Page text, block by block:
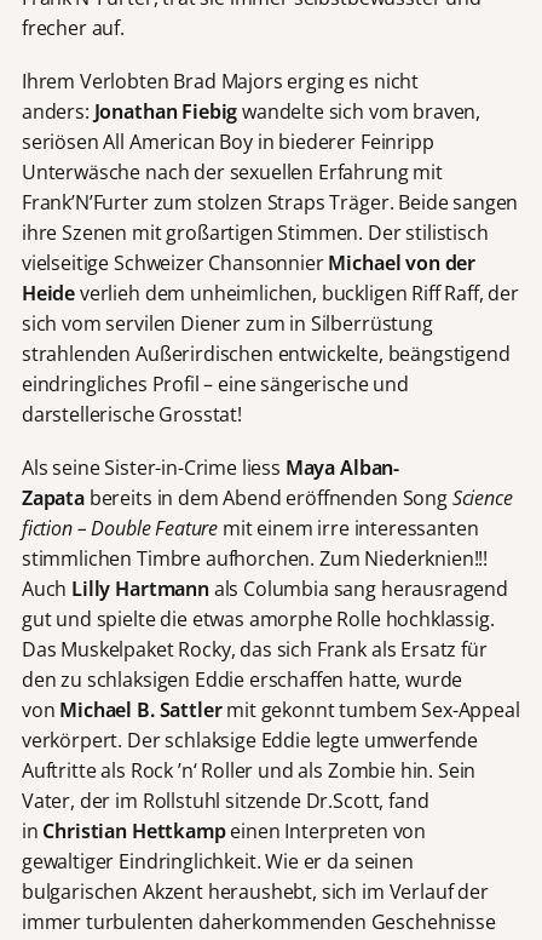
frecher auf.
Ihrem Verlobten Brad Majors erging es nicht
anders: Jonathan Fiebigwandelte sich vom braven,
seriösen All American Boy in biederer Feinripp
Unterwäsche nach der sexuellen Erfahrung mit
Frank’N’Furter zum stolzen Straps Träger. Beide sangen
ihre Szenen mit großartigen Stimmen. Der stilistisch
vielseitige Schweizer ChansonnierMichael von der
Heideverlieh dem unheimlichen, buckligen Riff Raff, der
sich vom servilen Diener zum in Silberrüstung
strahlenden Außerirdischen entwickelte, beängstigend
eindringliches Profil – eine sängerische und
darstellerische Grosstat!
Als seine Sister-in-Crime liess Maya Alban-
Zapatabereits in dem Abend eröffnenden SongScience
fiction – Double Feature mit einem irre interessanten
stimmlichen Timbre aufhorchen. Zum Niederknien!!!
Auch Lilly Hartmannals Columbia sang herausragend
gut und spielte die etwas amorphe Rolle hochklassig.
Das Muskelpaket Rocky, das sich Frank als Ersatz für
den zu schlaksigen Eddie erschaffen hatte, wurde
von Michael B. Sattlermit gekonnt tumbem Sex-Appeal
verkörpert. Der schlaksige Eddie legte umwerfende
Auftritte als Rock ’n‘ Roller und als Zombie hin. Sein
Vater, der im Rollstuhl sitzende Dr.Scott, fand
in Christian Hettkampeinen Interpreten von
gewaltiger Eindringlichkeit. Wie er da seinen
bulgarischen Akzent heraushebt, sich im Verlauf der
immer turbulenten daherkommenden Geschehnisse